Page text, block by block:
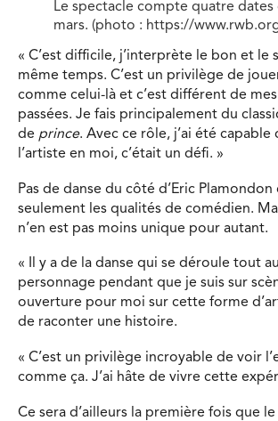
Le spectacle compte quatre dates
mars. (photo : https://
« C’est difficile, j’interprète le bon et le
même temps. C’est un privilège de
comme celui-là et c’est différent de
passées. Je fais principalement du
de prince. Avec ce rôle, j’ai été
l’artiste en moi, c’était un défi. »
Pas de danse du côté d’Eric
seulement les qualités de comédien.
n’en est pas moins unique pour autant.
« Il y a de la danse qui se déroule tout
personnage pendant que je suis sur
ouverture pour moi sur cette forme
de raconter une histoire.
« C’est un privilège incroyable de voir
comme ça. J’ai hâte de vivre cette
Ce sera d’ailleurs la première fois que